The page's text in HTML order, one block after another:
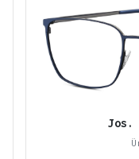
Jos.